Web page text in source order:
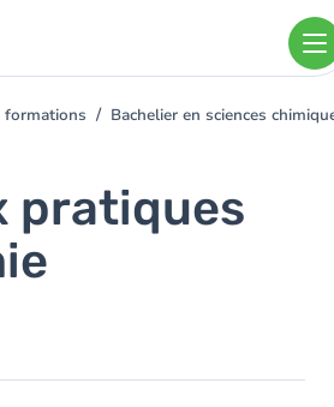
formations Bachelier en sciences
pratiques